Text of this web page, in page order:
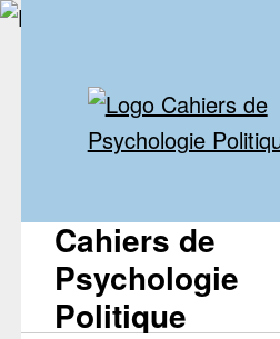
Cahiers de
Psychologie
Politique